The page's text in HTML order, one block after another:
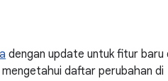
dengan update untuk fitur baru
daftar perubahan di